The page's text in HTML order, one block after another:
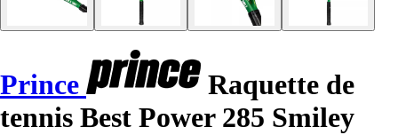
Prince
Raquette de
tennis Best Power 285 Smiley